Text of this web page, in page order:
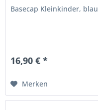
Basecap Kleinkinder, blau
16,90 € *
Merken